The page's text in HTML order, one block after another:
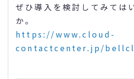
ぜひ導入を検討してみては
か。
https://www.cloud-
contactcenter.jp/